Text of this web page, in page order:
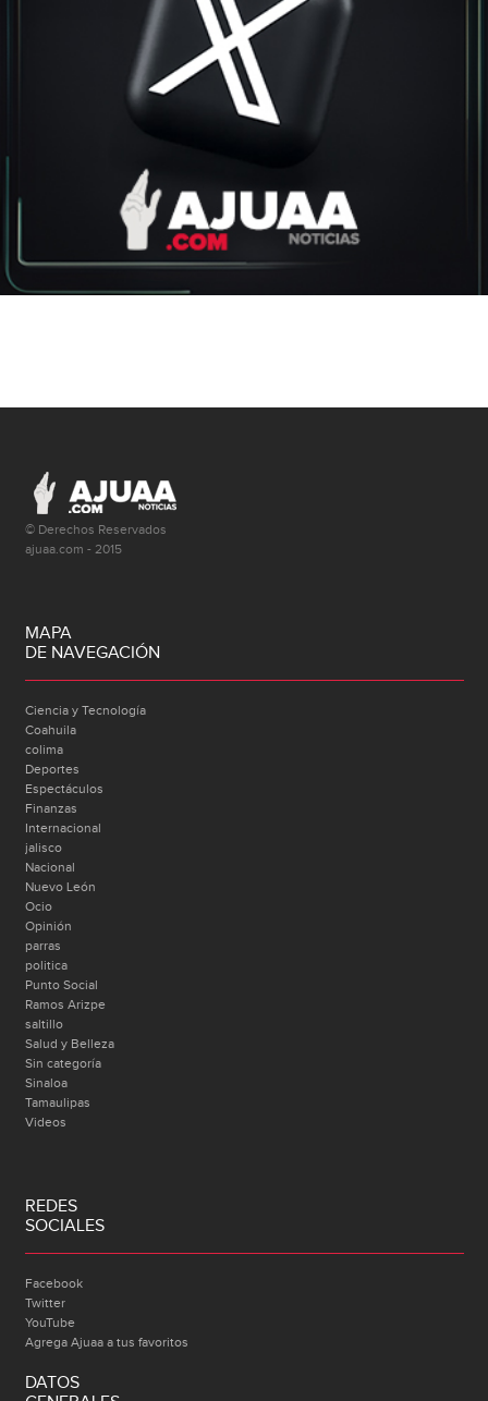
© Derechos Reservados
ajuaa.com - 2015
MAPA
DE NAVEGACIÓN
Ciencia y Tecnología
Coahuila
colima
Deportes
Espectáculos
Finanzas
Internacional
jalisco
Nacional
Nuevo León
Ocio
Opinión
parras
politica
Punto Social
Ramos Arizpe
saltillo
Salud y Belleza
Sin categoría
Sinaloa
Tamaulipas
Videos
REDES
SOCIALES
Facebook
Twitter
YouTube
Agrega Ajuaa a tus favoritos
DATOS